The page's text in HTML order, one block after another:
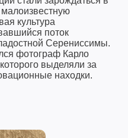
культура
поток
Серениссимы.
фотограф Карло
выделяли за
находки.